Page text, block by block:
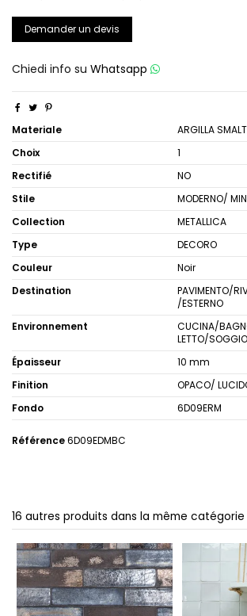
Demander un devis
Chiedi info su Whatsapp
Materiale
ARGILLA
Choix
1
Rectifié
NO
Stile
MODERNO/
Collection
METALLICA
Type
DECORO
Couleur
Noir
Destination
PAVIMENTO/
/ESTERNO
Environnement
CUCINA/
LETTO/
Épaisseur
10 mm
Finition
OPACO/
Fondo
6D09ERM
Référence6D09EDMBC
16 autres produits dans la même catégorie